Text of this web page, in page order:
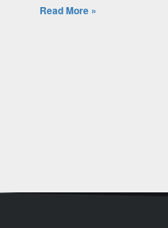
Read More »